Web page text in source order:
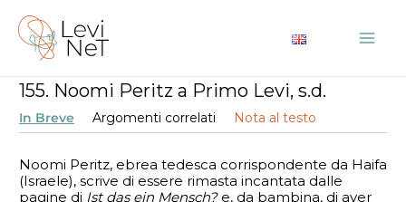
contenuto
155. Noomi Peritz a Primo Levi, s.d.
In Breve Argomenti correlati Nota al testo
Noomi Peritz, ebrea tedesca corrispondente da Haifa
(Israele), scrive di essere rimasta incantata dalle
pagine di Ist das ein Mensch?e, da bambina, di aver